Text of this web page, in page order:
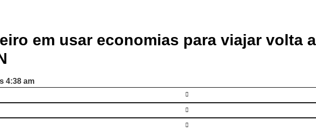
em usar economias para viajar volta
4:38 am